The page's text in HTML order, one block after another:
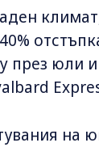
юли и
на